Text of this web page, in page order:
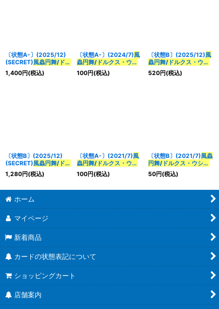
〔状態A-〕(2025/12)
(SECRET)風蟲円舞/ドル
クス・ウシワカ・オリジ
ン【転醒X-SEC】
1,400円(税込)
〔状態A-〕(2024/7)風
蟲円舞/ドルクス・ウシ
ワカ・オリジン
アルバトロサイラスト)
100円(税込)
〔状態B〕(2025/12)風
蟲円舞/ドルクス・ウシ
ワカ・オリジン
X】{BSC47-
520円(税込)
〔状態B〕(2025/12)
(SECRET)風蟲円舞/ドル
クス・ウシワカ・オリジ
ン【転醒X-SEC】
RVTX03b}《緑》
1,280円(税込)
〔状態A-〕(2021/7)風
蟲円舞/ドルクス・ウシ
ワカ・オリジン
{BS55-TCP06a/BS55-
100円(税込)
〔状態B〕(2021/7)風蟲
円舞/ドルクス・ウシワ
カ・オリジン
{BS55-TCP06a/BS55-
50円(税込)
ホーム
マイページ
新着商品
カードの状態表記について
ショッピングカート
店舗案内